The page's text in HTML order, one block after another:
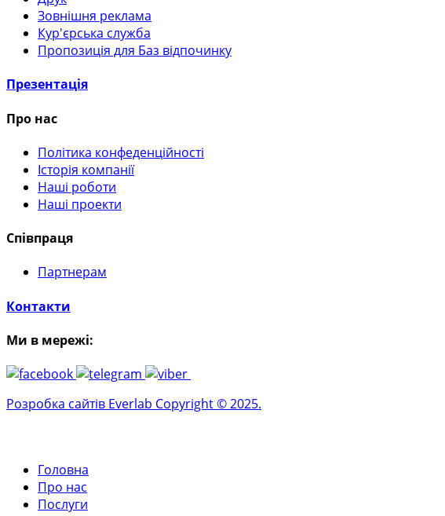
Зовнішня реклама
Кур'єрська служба
Пропозиція для Баз відпочинку
Презентація
Про нас
Політика конфеденційності
Історія компанії
Наші роботи
Наші проекти
Співпраця
Партнерам
Контакти
Ми в мережі:
Розробка сайтів Everlab Copyright © 2025.
Головна
Про нас
Послуги